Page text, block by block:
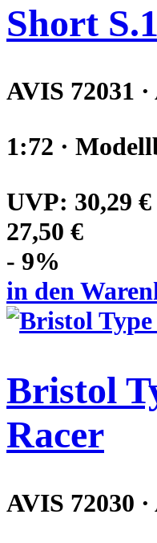
Short
AVIS 72031 ·
1:72 ·
UVP: 30,29 €
27,50 €
- 9%
in den
Bristol
Racer
AVIS 72030 ·